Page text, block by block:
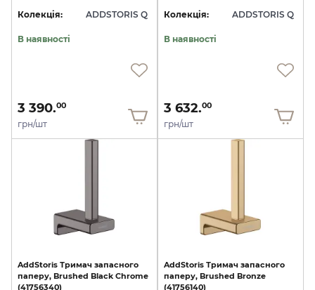
Колекція: ADDSTORIS Q
В наявності
3 390.00
грн/шт
Колекція: ADDSTORIS Q
В наявності
3 632.00
грн/шт
AddStoris Тримач запасного
паперу, Brushed Black Chrome
(41756340)
AddStoris Тримач запасного
паперу, Brushed Bronze
(41756140)